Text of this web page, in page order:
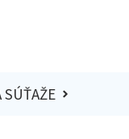
SÚŤAŽE